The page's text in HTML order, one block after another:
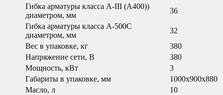
Гибка арматуры класса А-III (А400))
диаметром, мм
36
Гибка арматуры класса А-500С
диаметром, мм
32
Вес в упаковке, кг
380
Напряжение сети, В
380
Мощность, кВт
3
Габариты в упаковке, мм
1000х900х880
Масло, л
10